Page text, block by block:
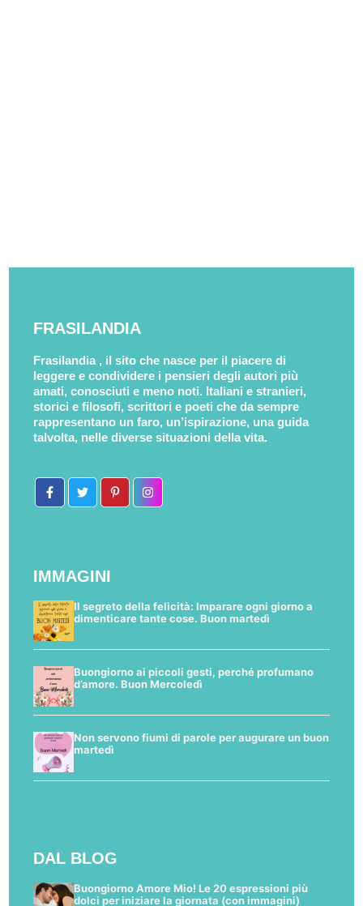
FRASILANDIA
Frasilandia , il sito che nasce per il piacere di
leggere e condividere i pensieri degli autori più
amati, conosciuti e meno noti. Italiani e stranieri,
storici e filosofi, scrittori e poeti che da sempre
rappresentano un faro, un’ispirazione, una guida
talvolta, nelle diverse situazioni della vita.
IMMAGINI
Il segreto della felicità: Imparare ogni giorno a
dimenticare tante cose. Buon martedì
Buongiorno ai piccoli gesti, perché profumano
d’amore. Buon Mercoledì
Non servono fiumi di parole per augurare un buon
martedì
DAL BLOG
Buongiorno Amore Mio! Le 20 espressioni più
dolci per iniziare la giornata (con immagini)